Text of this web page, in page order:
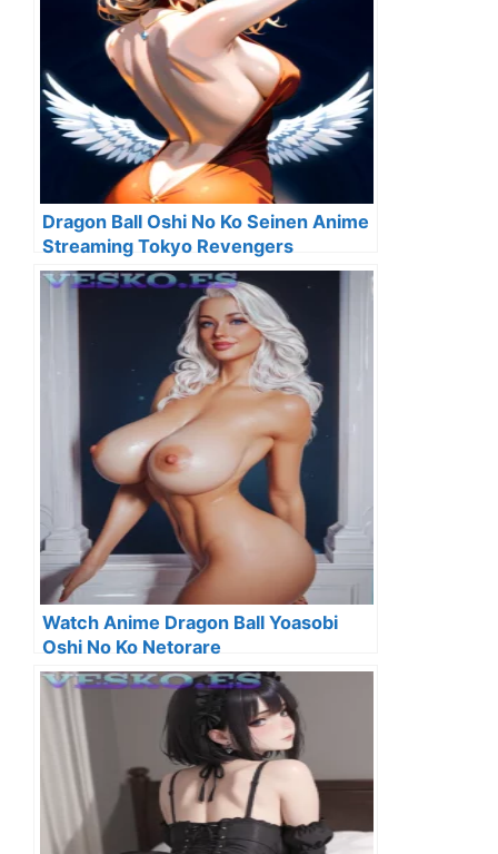
Dragon Ball Oshi No Ko Seinen Anime
Streaming Tokyo Revengers
Watch Anime Dragon Ball Yoasobi
Oshi No Ko Netorare